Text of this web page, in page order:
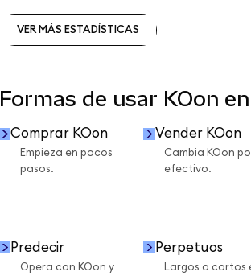
VER MÁS ESTADÍSTICAS
Formas de usar KOon
Comprar KOon
Empieza en pocos
pasos.
Vender KOon
Cambia KOon
efectivo.
Predecir
Opera con KOon y
Perpetuos
Largos o cortos